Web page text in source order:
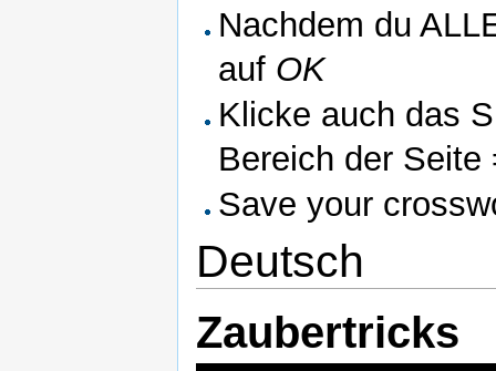
Nachdem du
auf OK
Klicke auch das
Bereich der
Save your
Deutsch
Zaubertricks